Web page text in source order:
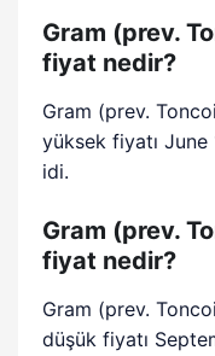
Gram (prev.
fiyat nedir?
Gram (prev.
yüksek fiyatı
idi.
Gram (prev.
fiyat nedir?
Gram (prev.
düşük fiyatı